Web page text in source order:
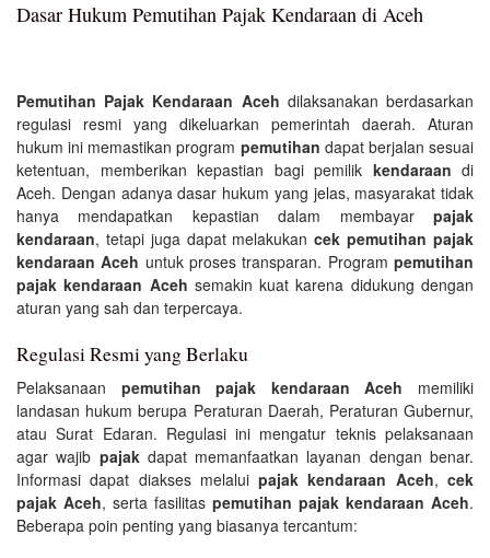
Dasar Hukum Pemutihan Pajak Kendaraan di Aceh
Pemutihan Pajak Kendaraan Aceh dilaksanakan berdasarkan
regulasi resmi yang dikeluarkan pemerintah daerah. Aturan
hukum ini memastikan program pemutihan dapat berjalan sesuai
ketentuan, memberikan kepastian bagi pemilik kendaraan di
Aceh. Dengan adanya dasar hukum yang jelas, masyarakat tidak
hanya mendapatkan kepastian dalam membayar pajak
kendaraan, tetapi juga dapat melakukancek pemutihan pajak
kendaraan Aceh untuk proses transparan. Programpemutihan
pajak kendaraan Aceh semakin kuat karena didukung dengan
aturan yang sah dan terpercaya.
Regulasi Resmi yang Berlaku
Pelaksanaan pemutihan pajak kendaraan Aceh memiliki
landasan hukum berupa Peraturan Daerah, Peraturan Gubernur,
atau Surat Edaran. Regulasi ini mengatur teknis pelaksanaan
agar wajib pajakdapat memanfaatkan layanan dengan benar.
Informasi dapat diakses melaluipajak kendaraan Aceh,cek
pajak Aceh, serta fasilitas pemutihan pajak kendaraan Aceh.
Beberapa poin penting yang biasanya tercantum: